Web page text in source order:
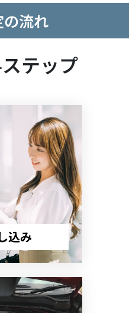
流れ
テップ
込み